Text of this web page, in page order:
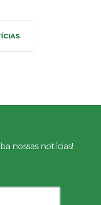
nossas notícias!